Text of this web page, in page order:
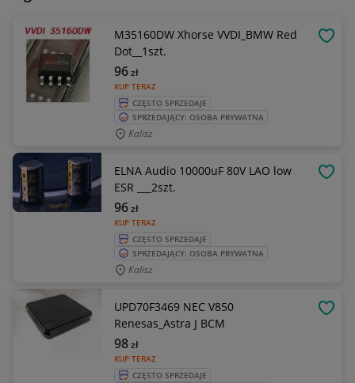
M35160DW Xhorse VVDI_BMW Red
Dot__1szt.
KUP TERAZ
96zł
CZĘSTO SPRZEDAJE
SPRZEDAJĄCY: OSOBA PRYWATNA
Kalisz
ELNA Audio 10000uF 80V LAO low
ESR ___2szt.
KUP TERAZ
96zł
CZĘSTO SPRZEDAJE
SPRZEDAJĄCY: OSOBA PRYWATNA
Kalisz
UPD70F3469 NEC V850
Renesas_Astra J BCM
KUP TERAZ
98zł
CZĘSTO SPRZEDAJE